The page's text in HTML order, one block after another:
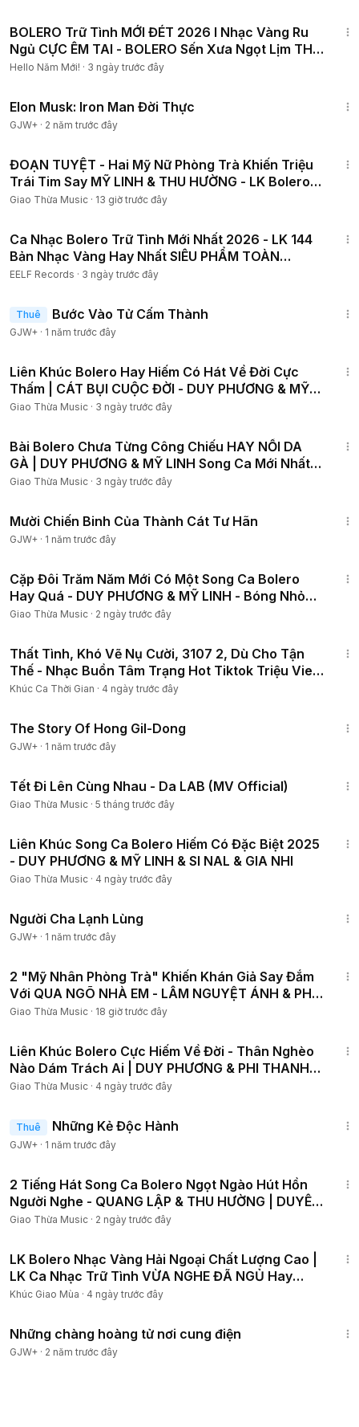
BOLERO Trữ Tình MỚI ĐÉT 2026 I Nhạc Vàng Ru
Ngủ CỰC ÊM TAI - BOLERO Sến Xưa Ngọt Lịm THƯ
GIÃN CẢ ĐÊM
Hello Năm Mới! · 3 ngày trước đây
Elon Musk: Iron Man Đời Thực
GJW+ · 2 năm trước đây
ĐOẠN TUYỆT - Hai Mỹ Nữ Phòng Trà Khiến Triệu
Trái Tim Say MỸ LINH & THU HƯỜNG - LK Bolero
Trữ Tình
Giao Thừa Music · 13 giờ trước đây
Ca Nhạc Bolero Trữ Tình Mới Nhất 2026 - LK 144
Bản Nhạc Vàng Hay Nhất SIÊU PHẨM TOÀN
NHỮNG BÀI HAY
EELF Records · 3 ngày trước đây
Thuê Bước Vào Tử Cấm Thành
GJW+ · 1 năm trước đây
Liên Khúc Bolero Hay Hiếm Có Hát Về Đời Cực
Thấm | CÁT BỤI CUỘC ĐỜI - DUY PHƯƠNG & MỸ
LINH Song Ca
Giao Thừa Music · 3 ngày trước đây
Bài Bolero Chưa Từng Công Chiếu HAY NỔI DA
GÀ | DUY PHƯƠNG & MỸ LINH Song Ca Mới Nhất
2025
Giao Thừa Music · 3 ngày trước đây
Mười Chiến Binh Của Thành Cát Tư Hãn
GJW+ · 1 năm trước đây
Cặp Đôi Trăm Năm Mới Có Một Song Ca Bolero
Hay Quá - DUY PHƯƠNG & MỸ LINH - Bóng Nhỏ
Đường Chiều
Giao Thừa Music · 2 ngày trước đây
Thất Tình, Khó Vẽ Nụ Cười, 3107 2, Dù Cho Tận
Thế - Nhạc Buồn Tâm Trạng Hot Tiktok Triệu View
2025
Khúc Ca Thời Gian · 4 ngày trước đây
The Story Of Hong Gil-Dong
GJW+ · 1 năm trước đây
Tết Đi Lên Cùng Nhau - Da LAB (MV Official)
Giao Thừa Music · 5 tháng trước đây
Liên Khúc Song Ca Bolero Hiếm Có Đặc Biệt 2025
- DUY PHƯƠNG & MỸ LINH & SI NAL & GIA NHI
Giao Thừa Music · 4 ngày trước đây
Người Cha Lạnh Lùng
GJW+ · 1 năm trước đây
2 "Mỹ Nhân Phòng Trà" Khiến Khán Giả Say Đắm
Với QUA NGÕ NHÀ EM - LÂM NGUYỆT ÁNH & PHI
THANH
Giao Thừa Music · 18 giờ trước đây
Liên Khúc Bolero Cực Hiếm Về Đời - Thân Nghèo
Nào Dám Trách Ai | DUY PHƯƠNG & PHI THANH
Song Ca
Giao Thừa Music · 4 ngày trước đây
Thuê Những Kẻ Độc Hành
GJW+ · 1 năm trước đây
2 Tiếng Hát Song Ca Bolero Ngọt Ngào Hút Hồn
Người Nghe - QUANG LẬP & THU HƯỜNG | DUYÊN
TRẢ NỢ ĐỜI
Giao Thừa Music · 2 ngày trước đây
LK Bolero Nhạc Vàng Hải Ngoại Chất Lượng Cao |
LK Ca Nhạc Trữ Tình VỪA NGHE ĐÃ NGỦ Hay
Nhất Hiện Nay
Khúc Giao Mùa · 4 ngày trước đây
Những chàng hoàng tử nơi cung điện
GJW+ · 2 năm trước đây